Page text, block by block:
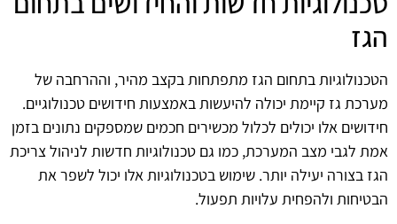
הגז
הטכנולוגיות בתחום הגז מתפתחות בקצב מהיר, וההרחבה של
מערכת גז קיימת יכולה להיעשות באמצעות חידושים טכנולוגיים.
חידושים אלו יכולים לכלול מכשירים חכמים שמספקים נתונים בזמן
אמת לגבי מצב המערכת, כמו גם טכנולוגיות חדשות לניהול צריכת
הגז בצורה יעילה יותר. שימוש בטכנולוגיות אלו יכול לשפר את
הבטיחות ולהפחית עלויות תפעול.